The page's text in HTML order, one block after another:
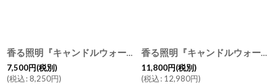
香る照明『キャンドルウォーマーランプ ミニ＆マッサージキャンドル』セット ライト KLINTA クリンタ マッサージキャンドル アロマキャンドル アロマランプ ディフューザー ランタン
7,500円(税別)
(税込: 8,250円)
香る照明『キャンドルウォーマーランプ L ハリケーン＆マッサージキャンドル200』セット ライト アロマキャンドル KLINTA クリンタ マッサージキャンドル アロマランプ ディフューザー ランタン
11,800円(税別)
(税込: 12,980円)